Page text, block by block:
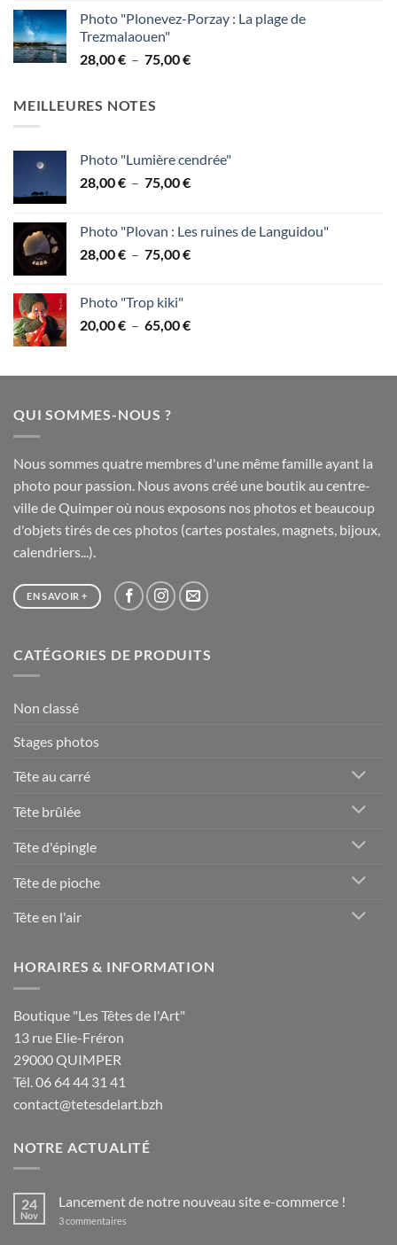
prix :
à
Photo "Plonevez-Porzay : La plage de
Trezmalaouen"
28,00€ – 75,00€Plage
MEILLEURES NOTES
Photo "Lumière cendrée"
28,00€ – 75,00€Plage
28,00 €
à
Photo "Plovan : Les ruines de Languidou"
28,00€ – 75,00€Plage
à
Photo "Trop kiki"
20,00€ – 65,00€Plage
20,00 €
QUI SOMMES-NOUS ?
Nous sommes quatre membres d'une même famille ayant la
photo pour passion. Nous avons créé une boutik au centre-
ville de Quimper où nous exposons nos photos et beaucoup
d'objets tirés de ces photos (cartes postales, magnets, bijoux,
calendriers...).
EN SAVOIR +
CATÉGORIES DE PRODUITS
Non classé
Stages photos
Tête au carré
Tête brûlée
Tête d'épingle
Tête de pioche
Tête en l'air
HORAIRES & INFORMATION
Boutique "Les Têtes de l'Art"
13 rue Elie-Fréron
29000 QUIMPER
Tél. 06 64 44 31 41
contact@tetesdelart.bzh
NOTRE ACTUALITÉ
24
Nov
Lancement de notre nouveau site e-commerce !
3 commentaires